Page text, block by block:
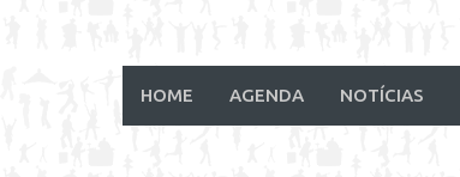
HOME AGENDA NOTÍCIAS